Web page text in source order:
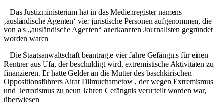
– Das Justizministerium hat in das Medienregister namens –
‚ausländische Agenten‘ vier juristische Personen aufgenommen, die
von als „ausländische Agenten“ anerkannten Journalisten gegründet
worden waren
– Die Staatsanwaltschaft beantragte vier Jahre Gefängnis für einen
Rentner aus Ufa, der beschuldigt wird, extremistische Aktivitäten zu
finanzieren. Er hatte Gelder an die Mutter des baschkirischen
Oppositionsführers Airat Dilmuchametow , der wegen Extremismus
und Terrorismus zu neun Jahren Gefängnis verurteilt worden war,
überwiesen